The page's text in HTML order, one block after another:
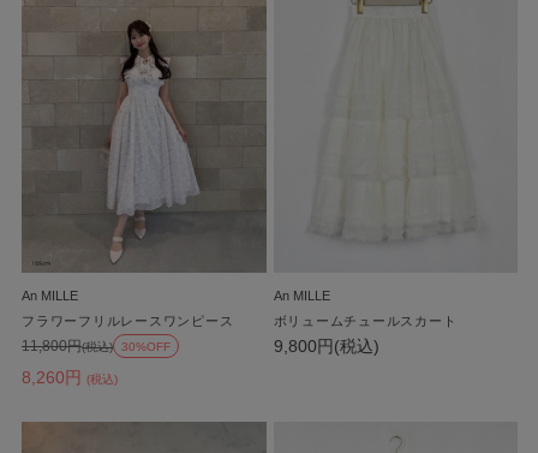
An MILLE
フラワーフリルレースワンピース
8,260円 (税込)
11,800円(税込) 30%OFF
An MILLE
ボリュームチュールスカート
9,800円(税込)